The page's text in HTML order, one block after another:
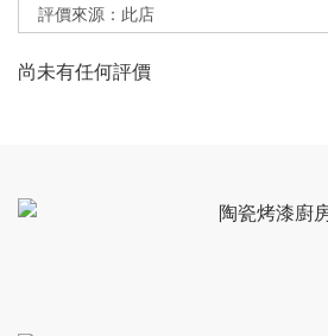
尚未有任何評價